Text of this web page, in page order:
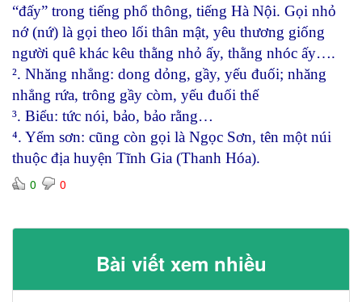
“đấy” trong tiếng phổ thông, tiếng Hà Nội. Gọi nhỏ
nớ (nứ) là gọi theo lối thân mật, yêu thương giống
người quê khác kêu thằng nhỏ ấy, thằng nhóc ấy….
². Nhăng nhẳng: dong dỏng, gầy, yếu đuối; nhăng
nhẳng rứa, trông gầy còm, yếu đuối thế
³. Biểu: tức nói, bảo, bảo rằng…
⁴. Yểm sơn: cũng còn gọi là Ngọc Sơn, tên một núi
thuộc địa huyện Tĩnh Gia (Thanh Hóa).
0 0
Bài viết xem nhiều